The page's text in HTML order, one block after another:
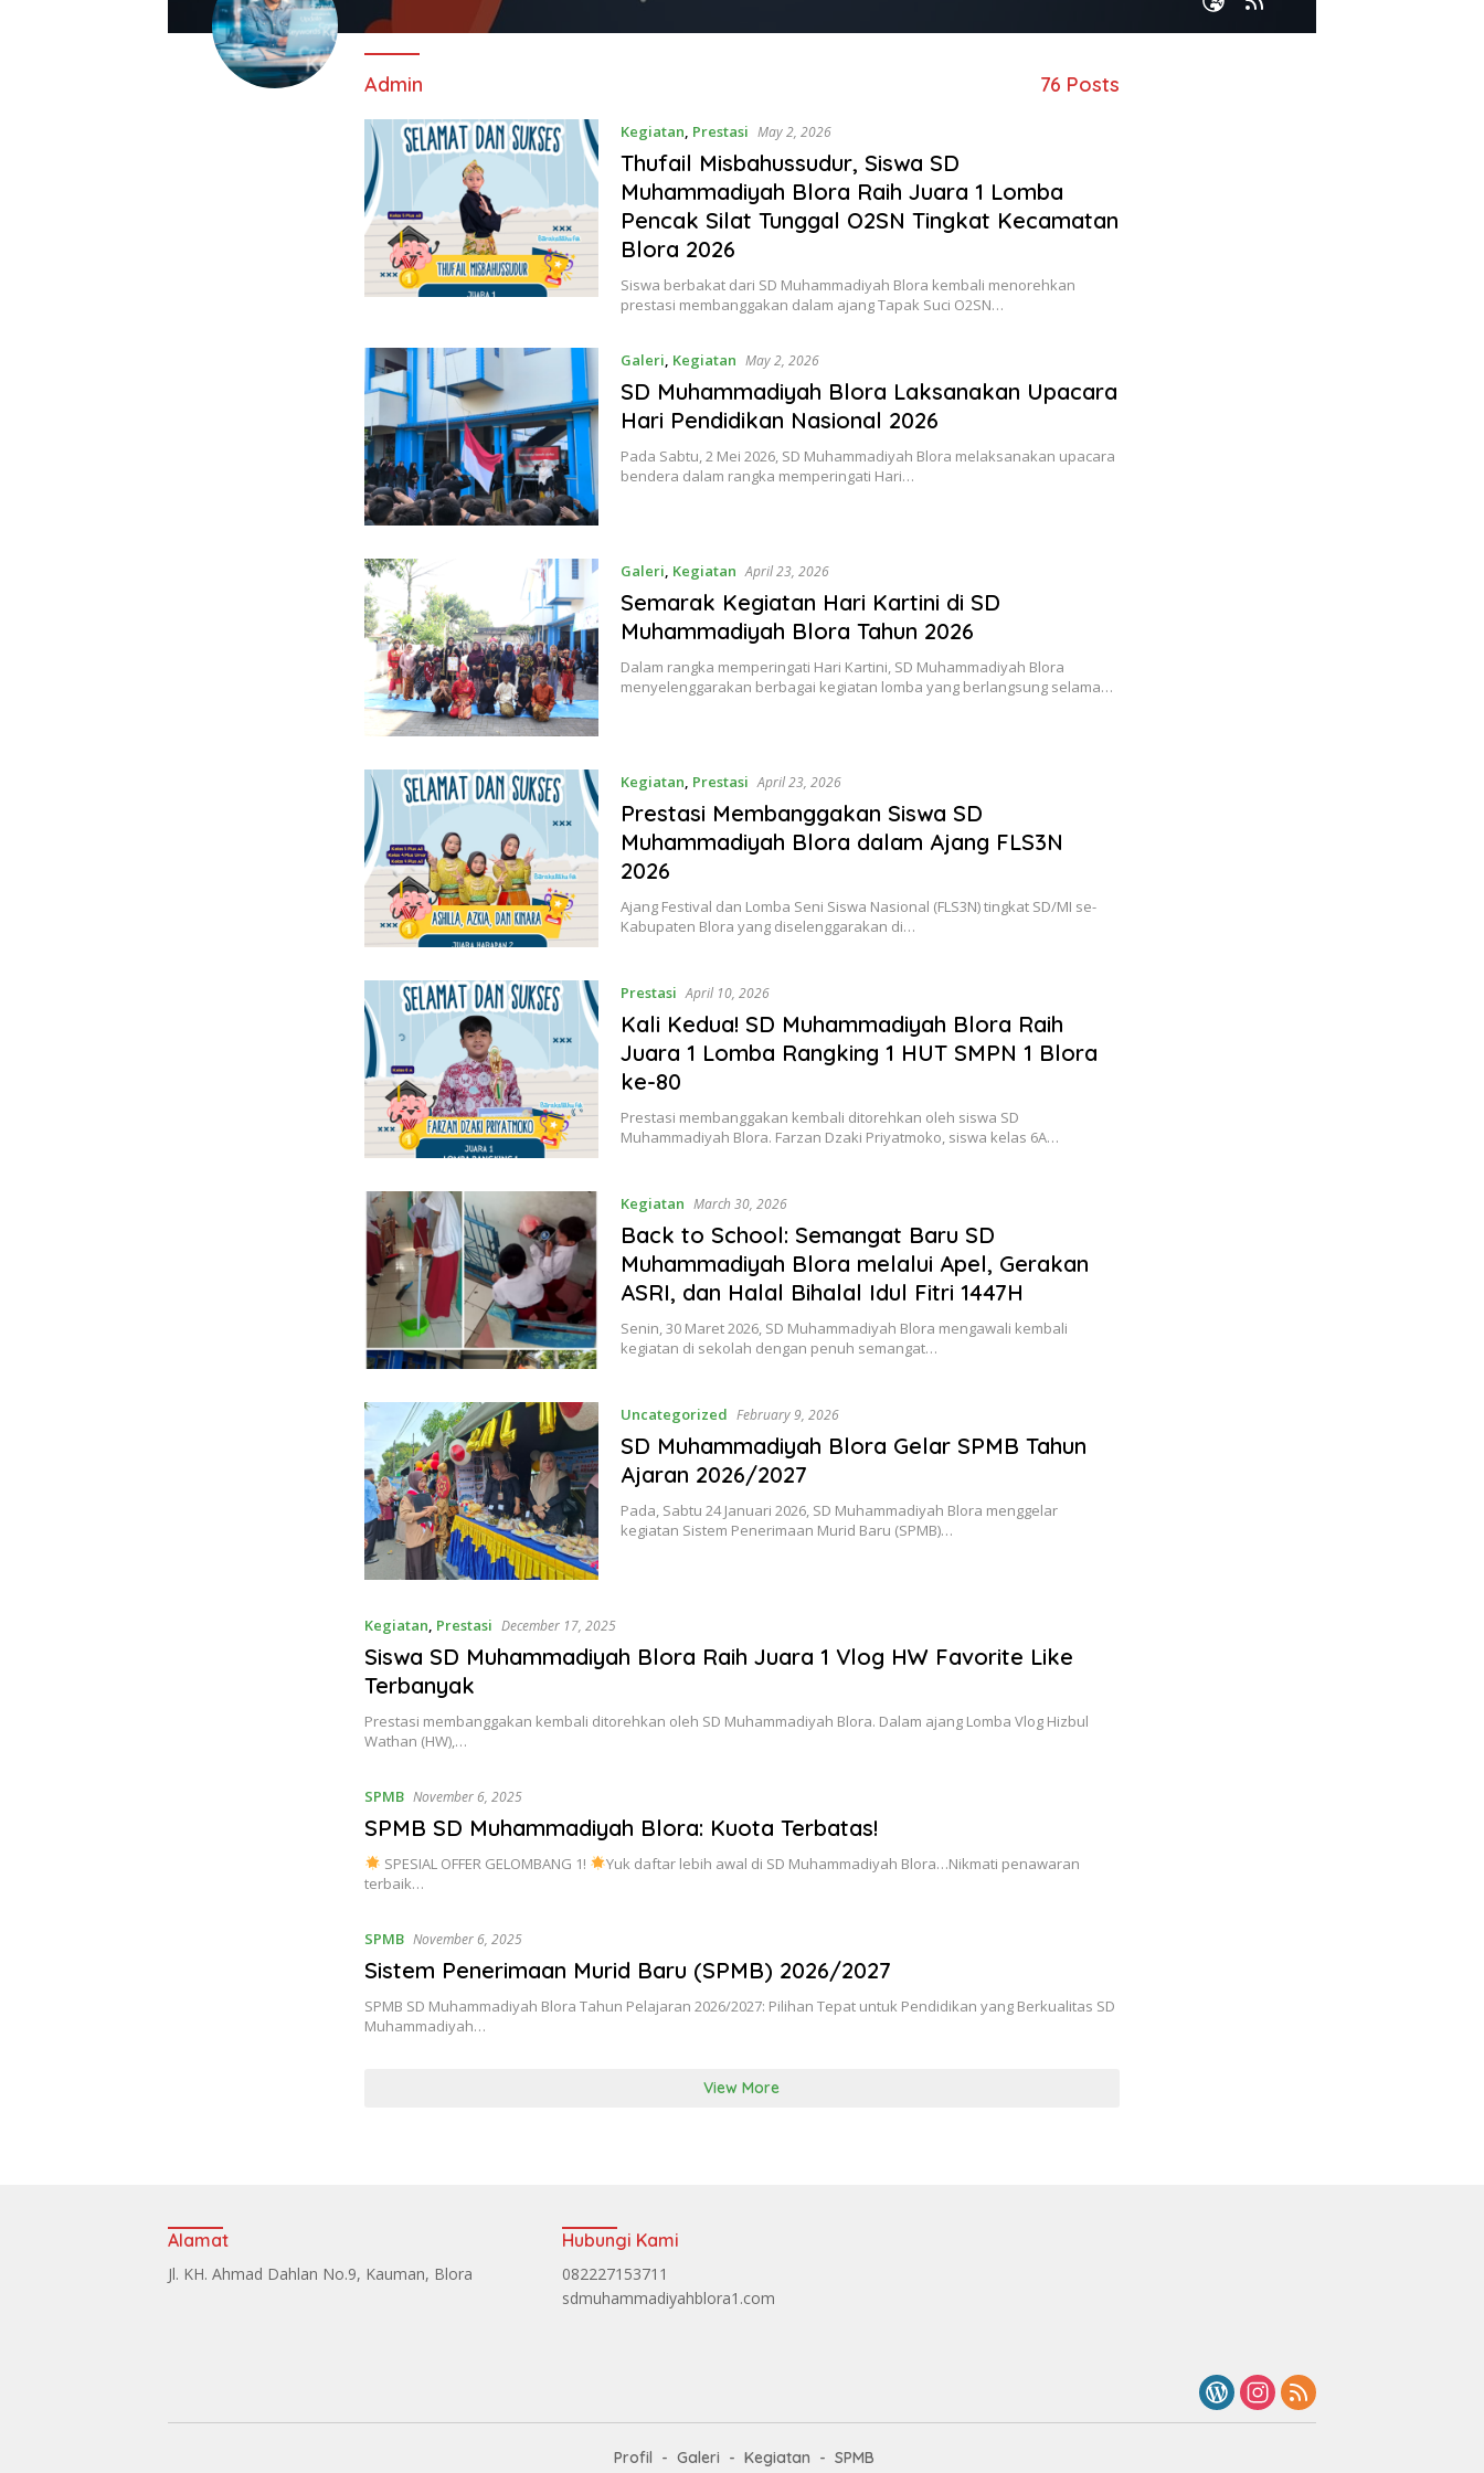
Admin 76 Posts
Kegiatan, Prestasi May 2, 2026
Thufail Misbahussudur, Siswa SD
Muhammadiyah Blora Raih Juara 1 Lomba
Pencak Silat Tunggal O2SN Tingkat Kecamatan
Blora 2026
Siswa berbakat dari SD Muhammadiyah Blora kembali menorehkan
prestasi membanggakan dalam ajang Tapak Suci O2SN…
Galeri, Kegiatan May 2, 2026
SD Muhammadiyah Blora Laksanakan Upacara
Hari Pendidikan Nasional 2026
Pada Sabtu, 2 Mei 2026, SD Muhammadiyah Blora melaksanakan upacara
bendera dalam rangka memperingati Hari…
Galeri, Kegiatan April 23, 2026
Semarak Kegiatan Hari Kartini di SD
Muhammadiyah Blora Tahun 2026
Dalam rangka memperingati Hari Kartini, SD Muhammadiyah Blora
menyelenggarakan berbagai kegiatan lomba yang berlangsung selama…
Kegiatan, Prestasi April 23, 2026
Prestasi Membanggakan Siswa SD
Muhammadiyah Blora dalam Ajang FLS3N
2026
Ajang Festival dan Lomba Seni Siswa Nasional (FLS3N) tingkat SD/MI se-
Kabupaten Blora yang diselenggarakan di…
Prestasi April 10, 2026
Kali Kedua! SD Muhammadiyah Blora Raih
Juara 1 Lomba Rangking 1 HUT SMPN 1 Blora
ke-80
Prestasi membanggakan kembali ditorehkan oleh siswa SD
Muhammadiyah Blora. Farzan Dzaki Priyatmoko, siswa kelas 6A…
Kegiatan March 30, 2026
Back to School: Semangat Baru SD
Muhammadiyah Blora melalui Apel, Gerakan
ASRI, dan Halal Bihalal Idul Fitri 1447H
Senin, 30 Maret 2026, SD Muhammadiyah Blora mengawali kembali
kegiatan di sekolah dengan penuh semangat…
Uncategorized February 9, 2026
SD Muhammadiyah Blora Gelar SPMB Tahun
Ajaran 2026/2027
Pada, Sabtu 24 Januari 2026, SD Muhammadiyah Blora menggelar
kegiatan Sistem Penerimaan Murid Baru (SPMB)…
Kegiatan, Prestasi December 17, 2025
Siswa SD Muhammadiyah Blora Raih Juara 1 Vlog HW Favorite Like
Terbanyak
Prestasi membanggakan kembali ditorehkan oleh SD Muhammadiyah Blora. Dalam ajang Lomba Vlog Hizbul
Wathan (HW),…
SPMB November 6, 2025
SPMB SD Muhammadiyah Blora: Kuota Terbatas!
SPESIAL OFFER GELOMBANG 1!
Yuk daftar lebih awal di SD Muhammadiyah Blora…Nikmati penawaran
terbaik…
SPMB November 6, 2025
Sistem Penerimaan Murid Baru (SPMB) 2026/2027
SPMB SD Muhammadiyah Blora Tahun Pelajaran 2026/2027: Pilihan Tepat untuk Pendidikan yang Berkualitas SD
Muhammadiyah…
View More
Alamat
Jl. KH. Ahmad Dahlan No.9, Kauman, Blora
Hubungi Kami
082227153711
sdmuhammadiyahblora1.com
Profil Galeri Kegiatan SPMB